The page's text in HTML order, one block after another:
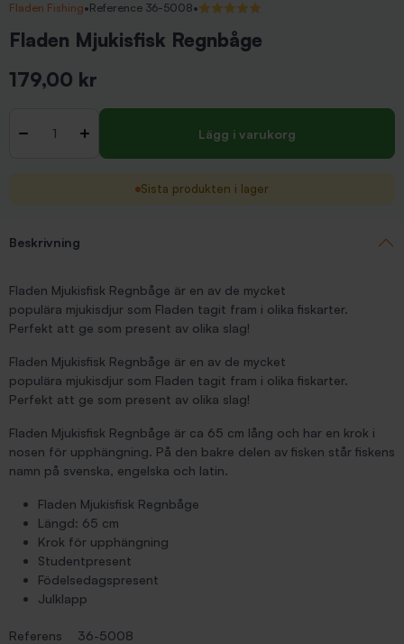
Fladen Fishing•Reference 36-5008•5/5 (1 recensioner)
Fladen Mjukisfisk Regnbåge
179,00 kr
- + Lägg i varukorg
Sista produkten i lager
Beskrivning
Fladen Mjukisfisk Regnbåge är en av de mycket
populära mjukisdjur som Fladen tagit fram i olika fiskarter.
Perfekt att ge som present av olika slag!
Fladen Mjukisfisk Regnbåge är en av de mycket
populära mjukisdjur som Fladen tagit fram i olika fiskarter.
Perfekt att ge som present av olika slag!
Fladen Mjukisfisk Regnbåge är ca 65 cm lång och har en krok i
nosen för upphängning. På den bakre delen av fisken står fiskens
namn på svenska, engelska och latin.
Fladen Mjukisfisk Regnbåge
Längd: 65 cm
Krok för upphängning
Studentpresent
Födelsedagspresent
Julklapp
Referens
36-5008